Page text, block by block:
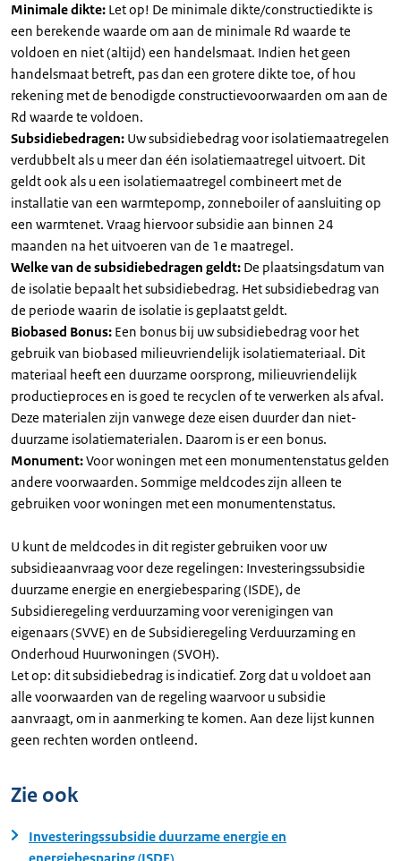
Minimale dikte: Let op! De minimale dikte/constructiedikte is
een berekende waarde om aan de minimale Rd waarde te
voldoen en niet (altijd) een handelsmaat. Indien het geen
handelsmaat betreft, pas dan een grotere dikte toe, of hou
rekening met de benodigde constructievoorwaarden om aan de
Rd waarde te voldoen.
Subsidiebedragen: Uw subsidiebedrag voor isolatiemaatregelen
verdubbelt als u meer dan één isolatiemaatregel uitvoert. Dit
geldt ook als u een isolatiemaatregel combineert met de
installatie van een warmtepomp, zonneboiler of aansluiting op
een warmtenet. Vraag hiervoor subsidie aan binnen 24
maanden na het uitvoeren van de 1e maatregel.
Welke van de subsidiebedragen geldt: De plaatsingsdatum van
de isolatie bepaalt het subsidiebedrag. Het subsidiebedrag van
de periode waarin de isolatie is geplaatst geldt.
Biobased Bonus: Een bonus bij uw subsidiebedrag voor het
gebruik van biobased milieuvriendelijk isolatiemateriaal. Dit
materiaal heeft een duurzame oorsprong, milieuvriendelijk
productieproces en is goed te recyclen of te verwerken als afval.
Deze materialen zijn vanwege deze eisen duurder dan niet-
duurzame isolatiematerialen. Daarom is er een bonus.
Monument:Voor woningen met een monumentenstatus gelden
andere voorwaarden. Sommige meldcodes zijn alleen te
gebruiken voor woningen met een monumentenstatus.
U kunt de meldcodes in dit register gebruiken voor uw
subsidieaanvraag voor deze regelingen: Investeringssubsidie
duurzame energie en energiebesparing (ISDE), de
Subsidieregeling verduurzaming voor verenigingen van
eigenaars (SVVE) en de Subsidieregeling Verduurzaming en
Onderhoud Huurwoningen (SVOH).
Let op: dit subsidiebedrag is indicatief. Zorg dat u voldoet aan
alle voorwaarden van de regeling waarvoor u subsidie
aanvraagt, om in aanmerking te komen. Aan deze lijst kunnen
geen rechten worden ontleend.
Zie ook
Investeringssubsidie duurzame energie en